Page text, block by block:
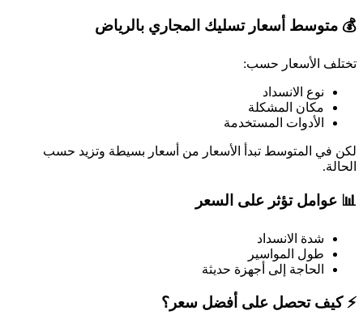
💰 متوسط أسعار تسليك المجاري بالرياض
تختلف الأسعار حسب:
نوع الانسداد
مكان المشكلة
الأدوات المستخدمة
لكن في المتوسط تبدأ الأسعار من أسعار بسيطة وتزيد حسب
الحالة.
📊 عوامل تؤثر على السعر
شدة الانسداد
طول المواسير
الحاجة إلى أجهزة حديثة
⚡ كيف تحصل على أفضل سعر؟